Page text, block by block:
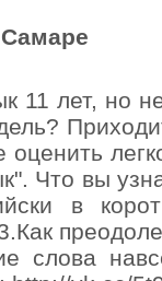
Самаре
11 лет, но
Что вы
в
слова